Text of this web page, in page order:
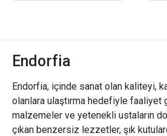
Endorfia
Endorfia, içinde sanat olan kaliteyi,
olanlara ulaştırma hedefiyle faaliyet
malzemeler ve yetenekli ustaların
çıkan benzersiz lezzetler, şık